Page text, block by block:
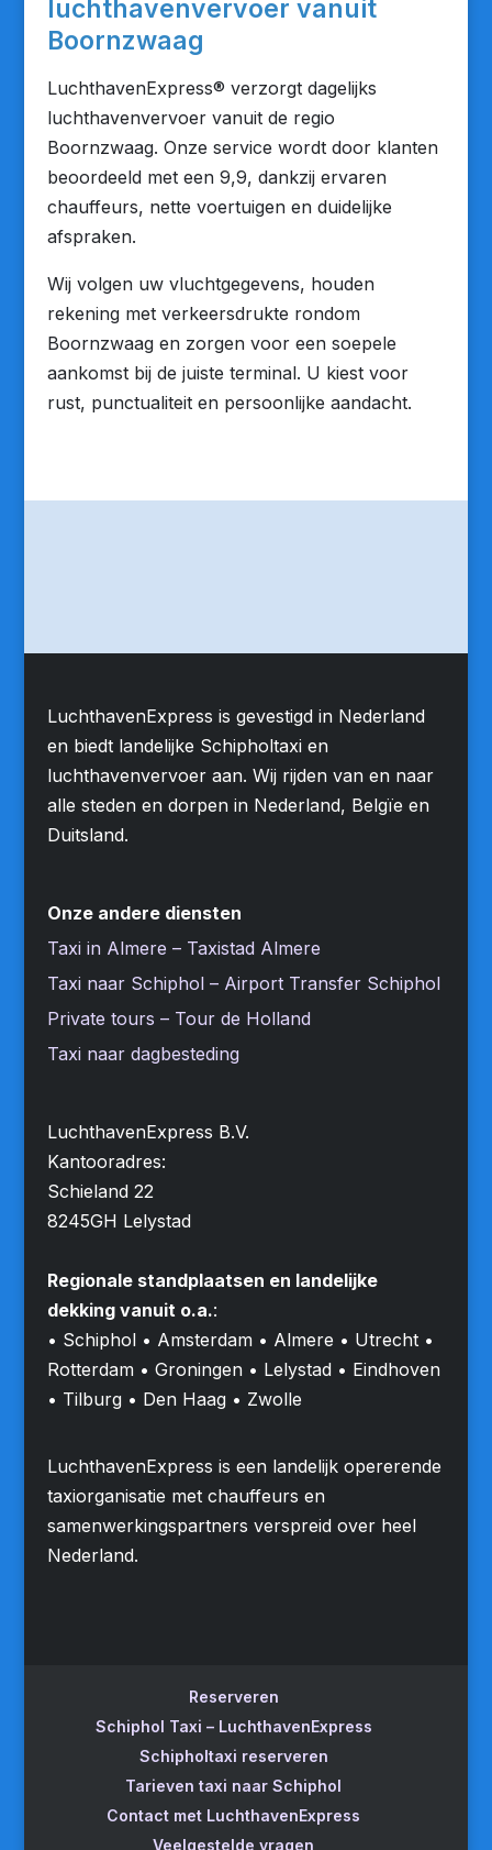
luchthavenvervoer vanuit
Boornzwaag
LuchthavenExpress® verzorgt dagelijks
luchthavenvervoer vanuit de regio
Boornzwaag. Onze service wordt door klanten
beoordeeld met een 9,9, dankzij ervaren
chauffeurs, nette voertuigen en duidelijke
afspraken.
Wij volgen uw vluchtgegevens, houden
rekening met verkeersdrukte rondom
Boornzwaag en zorgen voor een soepele
aankomst bij de juiste terminal. U kiest voor
rust, punctualiteit en persoonlijke aandacht.
LuchthavenExpress is gevestigd in Nederland
en biedt landelijke Schipholtaxi en
luchthavenvervoer aan. Wij rijden van en naar
alle steden en dorpen in Nederland, Belgïe en
Duitsland.
Onze andere diensten
Taxi in Almere – Taxistad Almere
Taxi naar Schiphol – Airport Transfer Schiphol
Private tours – Tour de Holland
Taxi naar dagbesteding
LuchthavenExpress B.V.
Kantooradres:
Schieland 22
8245GH Lelystad
Regionale standplaatsen en landelijke
dekking vanuit o.a.:
• Schiphol • Amsterdam • Almere • Utrecht •
Rotterdam • Groningen • Lelystad • Eindhoven
• Tilburg • Den Haag • Zwolle
LuchthavenExpress is een landelijk opererende
taxiorganisatie met chauffeurs en
samenwerkingspartners verspreid over heel
Nederland.
Reserveren
Schiphol Taxi – LuchthavenExpress
Schipholtaxi reserveren
Tarieven taxi naar Schiphol
Contact met LuchthavenExpress
Veelgestelde vragen